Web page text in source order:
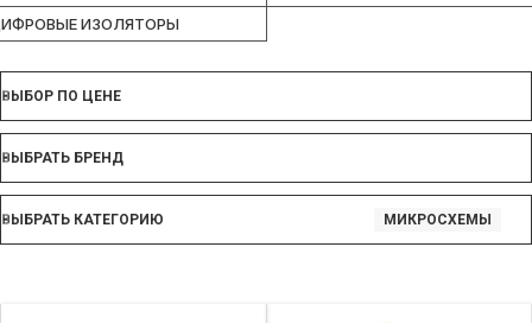
ИЗОЛЯТОРЫ
ВЫБОР ПО ЦЕНЕ
ВЫБРАТЬ БРЕНД
ВЫБРАТЬ КАТЕГОРИЮ МИКРОСХЕМЫ